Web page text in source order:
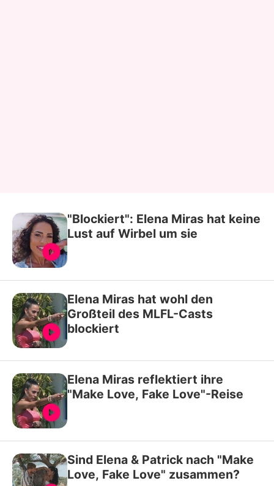
"Blockiert": Elena Miras hat keine
Lust auf Wirbel um sie
Elena Miras hat wohl den
Großteil des MLFL-Casts
blockiert
Elena Miras reflektiert ihre
"Make Love, Fake Love"-Reise
Sind Elena & Patrick nach "Make
Love, Fake Love" zusammen?